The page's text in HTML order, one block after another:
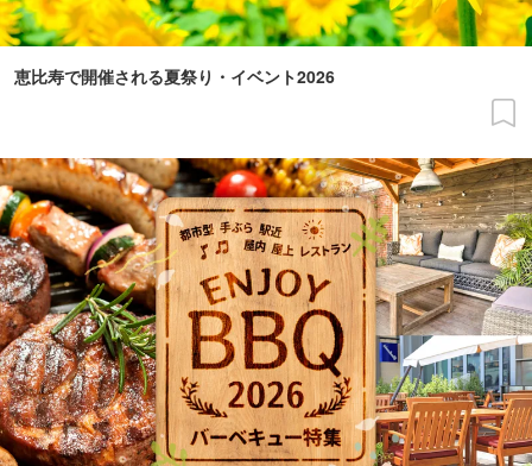
恵比寿で開催される夏祭り・イベント2026